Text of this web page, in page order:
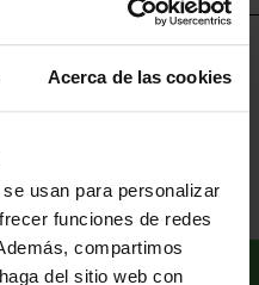
Acerca de las cookies
usan para personalizar
funciones de redes
compartimos
del sitio web con
carrito